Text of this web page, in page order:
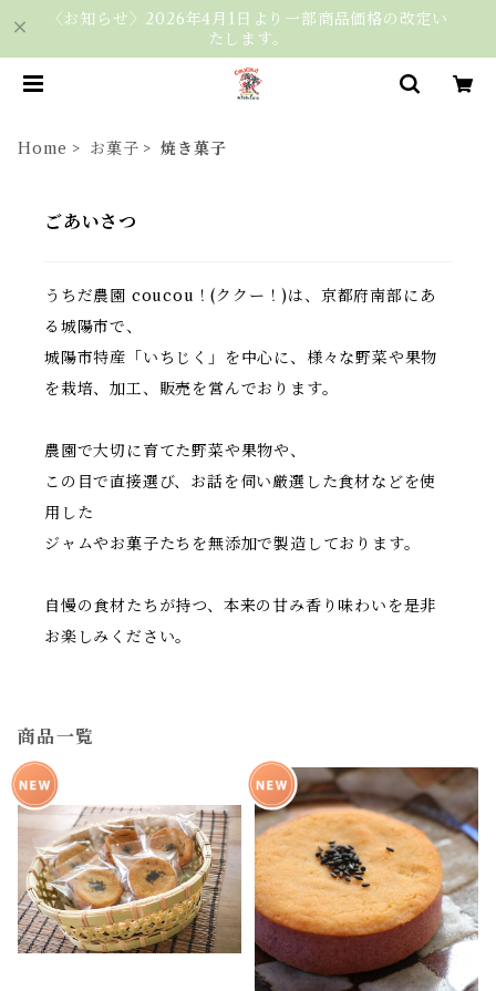
〈お知らせ〉2026年4月1日より一部商品価格の改定い
たします。
Home お菓子 焼き菓子
ごあいさつ
うちだ農園 coucou！(ククー！)は、京都府南部にあ
る城陽市で、
城陽市特産「いちじく」を中心に、様々な野菜や果物
を栽培、加工、販売を営んでおります。
農園で大切に育てた野菜や果物や、
この目で直接選び、お話を伺い厳選した食材などを使
用した
ジャムやお菓子たちを無添加で製造しております。
自慢の食材たちが持つ、本来の甘み香り味わいを是非
お楽しみください。
商品一覧